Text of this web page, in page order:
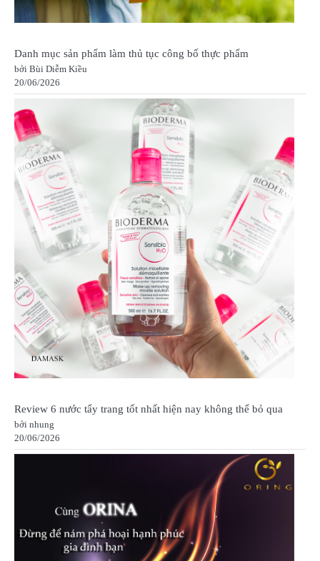
Danh mục sản phẩm làm thủ tục công bố thực phẩm
bởi Bùi Diễm Kiều
20/06/2026
Review 6 nước tẩy trang tốt nhất hiện nay không thể bỏ qua
bởi nhung
20/06/2026